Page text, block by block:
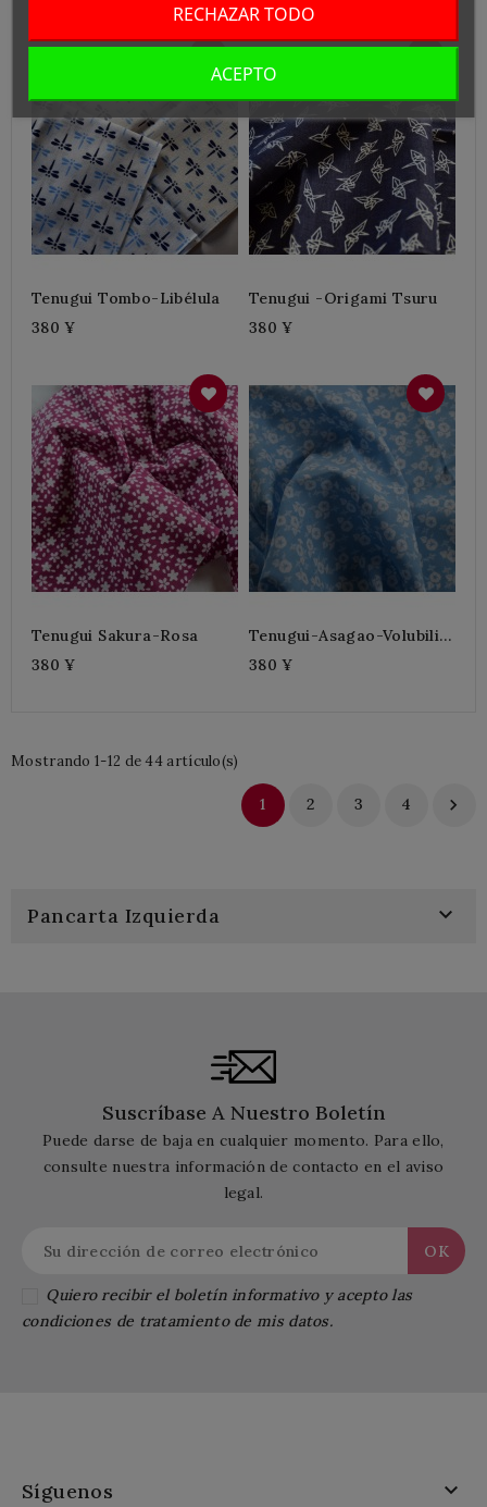
Tenugui Tombo-Libélula
380 ¥
Tenugui -origami Tsuru
380 ¥
Tenugui Sakura-Rosa
380 ¥
Tenugui-Asagao-Volubilis
Azul
380 ¥
Mostrando 1-12 de 44 artículo(s)
1 2 3 4 
Pancarta Izquierda 
Suscríbase A Nuestro Boletín
Puede darse de baja en cualquier momento. Para ello,
consulte nuestra información de contacto en el aviso
legal.
Quiero recibir el boletín informativo y acepto las
condiciones de tratamiento de mis datos.
Síguenos 
RECHAZAR TODO
ACEPTO